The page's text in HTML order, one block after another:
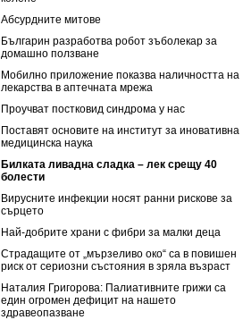
Абсурдните митове
Българин разработва робот зъболекар за
домашно ползване
Мобилно приложение показва наличността на
лекарства в аптечната мрежа
Проучват постковид синдрома у нас
Поставят основите на институт за иновативна
медицинска наука
Билката ливадна сладка – лек срещу 40
болести
Вирусните инфекции носят ранни рискове за
сърцето
Най-добрите храни с фибри за малки деца
Страдащите от „мързеливо око“ са в повишен
риск от сериозни състояния в зряла възраст
Наталия Григорова: Палиативните грижи са
един огромен дефицит на нашето
здравеопазване